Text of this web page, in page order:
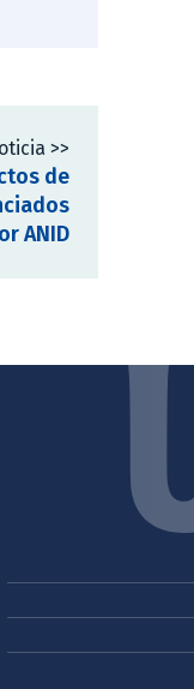
>>
de
ANID